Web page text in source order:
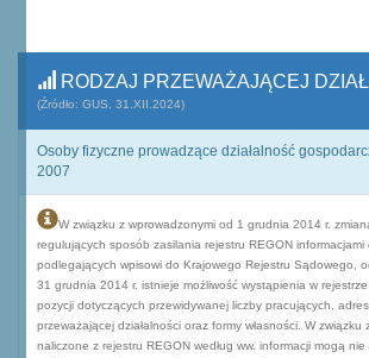
RODZAJ PRZEWAŻAJĄCEJ
(Źródło: GUS, 31.XII.2024)
Osoby fizyczne prowadzące działalność
2007
W związku z wprowadzonymi od 1 grudnia 2014 r.
regulujących sposób zasilania rejestru REGON informacjami
podlegających wpisowi do Krajowego Rejestru Sądowego,
31 grudnia 2014 r. istnieje możliwość wystąpienia w
pozycji dotyczących przewidywanej liczby pracujących,
przeważającej działalności oraz formy własności. W związku
naliczone z rejestru REGON według ww. informacji mogą